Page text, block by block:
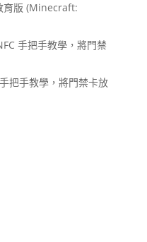
版 (Minecraft:
手把手教學，將門禁
把手教學，將門禁卡放